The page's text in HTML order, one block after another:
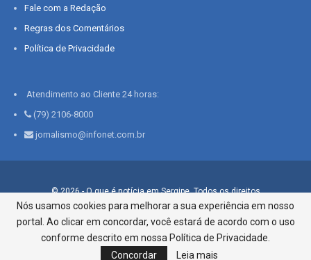
Fale com a Redação
Regras dos Comentários
Política de Privacidade
Atendimento ao Cliente 24 horas:
(79) 2106-8000
jornalismo@infonet.com.br
© 2026 - O que é notícia em Sergipe. Todos os direitos
reservados.
Infonet - Rua Monsenhor Silveira 276, Bairro São José |
Aracaju-SE, CEP 49015-030, Fone: 79.2106.8000 - CI Centro de
Informações LTDA
Nós usamos cookies para melhorar a sua experiência em nosso
portal. Ao clicar em concordar, você estará de acordo com o uso
conforme descrito em nossa Política de Privacidade.
Concordar
Leia mais